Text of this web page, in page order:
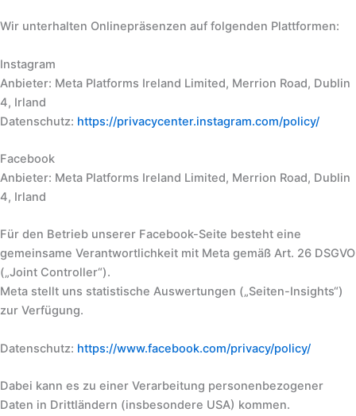
Wir unterhalten Onlinepräsenzen auf folgenden Plattformen:
Instagram
Anbieter: Meta Platforms Ireland Limited, Merrion Road, Dublin
4, Irland
Datenschutz: https://privacycenter.instagram.com/policy/
Facebook
Anbieter: Meta Platforms Ireland Limited, Merrion Road, Dublin
4, Irland
Für den Betrieb unserer Facebook-Seite besteht eine
gemeinsame Verantwortlichkeit mit Meta gemäß Art. 26 DSGVO
(„Joint Controller“).
Meta stellt uns statistische Auswertungen („Seiten-Insights“)
zur Verfügung.
Datenschutz: https://www.facebook.com/privacy/policy/
Dabei kann es zu einer Verarbeitung personenbezogener
Daten in Drittländern (insbesondere USA) kommen.